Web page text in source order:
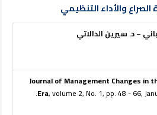
الصراع والأداء التنظيمي
– د. سيرين الدالاتي
Journal of Management Changes in
Era, volume 2, No. 1, pp. 48 - 66,